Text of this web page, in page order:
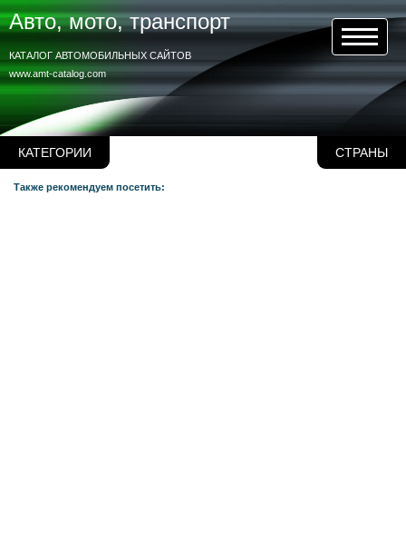
КАТЕГОРИИ СТРАНЫ
Авто, мото, транспорт
www.amt-catalog.com
КАТАЛОГ АВТОМОБИЛЬНЫХ САЙТОВ
Также рекомендуем посетить: